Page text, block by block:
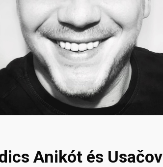
Anikót és Usačov